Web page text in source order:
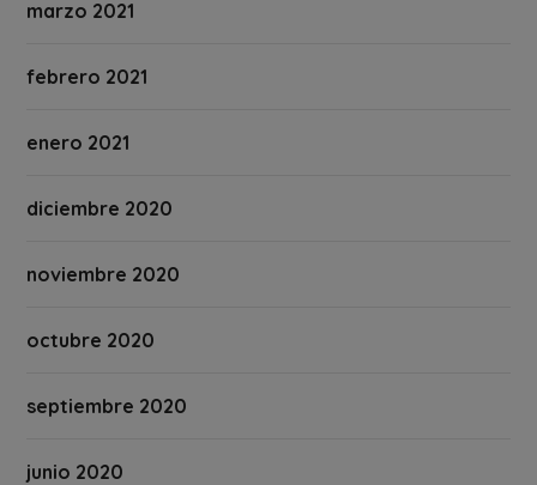
marzo 2021
febrero 2021
enero 2021
diciembre 2020
noviembre 2020
octubre 2020
septiembre 2020
junio 2020